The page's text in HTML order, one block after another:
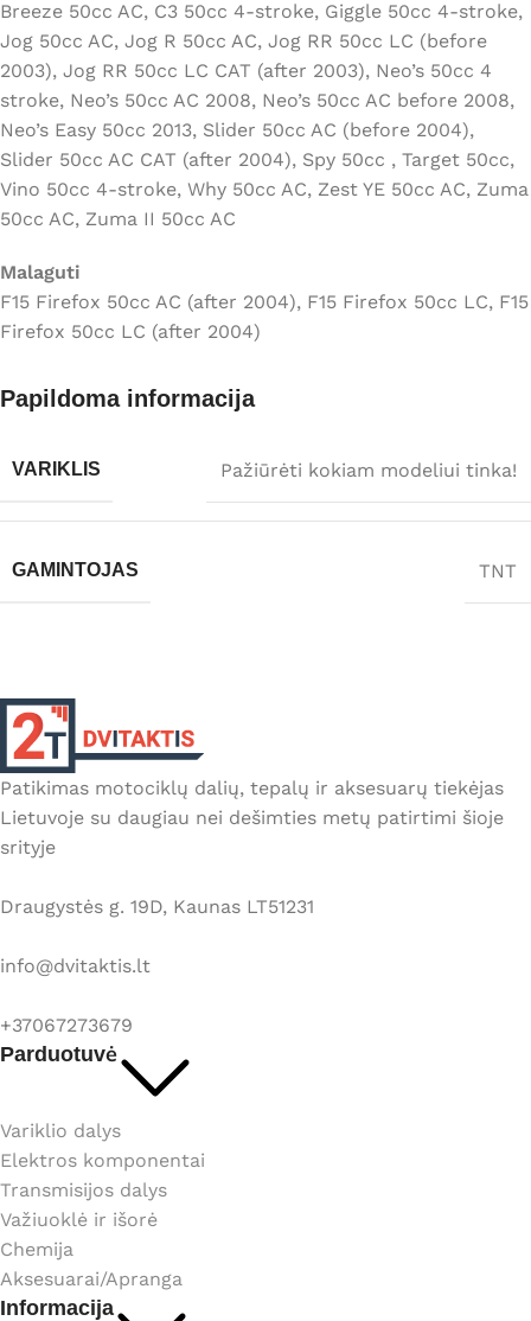
Breeze 50cc AC, C3 50cc 4-stroke, Giggle 50cc 4-stroke,
Jog 50cc AC, Jog R 50cc AC, Jog RR 50cc LC (before
2003), Jog RR 50cc LC CAT (after 2003), Neo’s 50cc 4
stroke, Neo’s 50cc AC 2008, Neo’s 50cc AC before 2008,
Neo’s Easy 50cc 2013, Slider 50cc AC (before 2004),
Slider 50cc AC CAT (after 2004), Spy 50cc , Target 50cc,
Vino 50cc 4-stroke, Why 50cc AC, Zest YE 50cc AC, Zuma
50cc AC, Zuma II 50cc AC
Malaguti
F15 Firefox 50cc AC (after 2004), F15 Firefox 50cc LC, F15
Firefox 50cc LC (after 2004)
Papildoma informacija
VARIKLIS Pažiūrėti kokiam modeliui tinka!
GAMINTOJAS TNT
Patikimas motociklų dalių, tepalų ir aksesuarų tiekėjas
Lietuvoje su daugiau nei dešimties metų patirtimi šioje
srityje
Draugystės g. 19D, Kaunas LT51231
info@dvitaktis.lt
+37067273679
Parduotuvė
Variklio dalys
Elektros komponentai
Transmisijos dalys
Važiuoklė ir išorė
Chemija
Aksesuarai/Apranga
Informacija